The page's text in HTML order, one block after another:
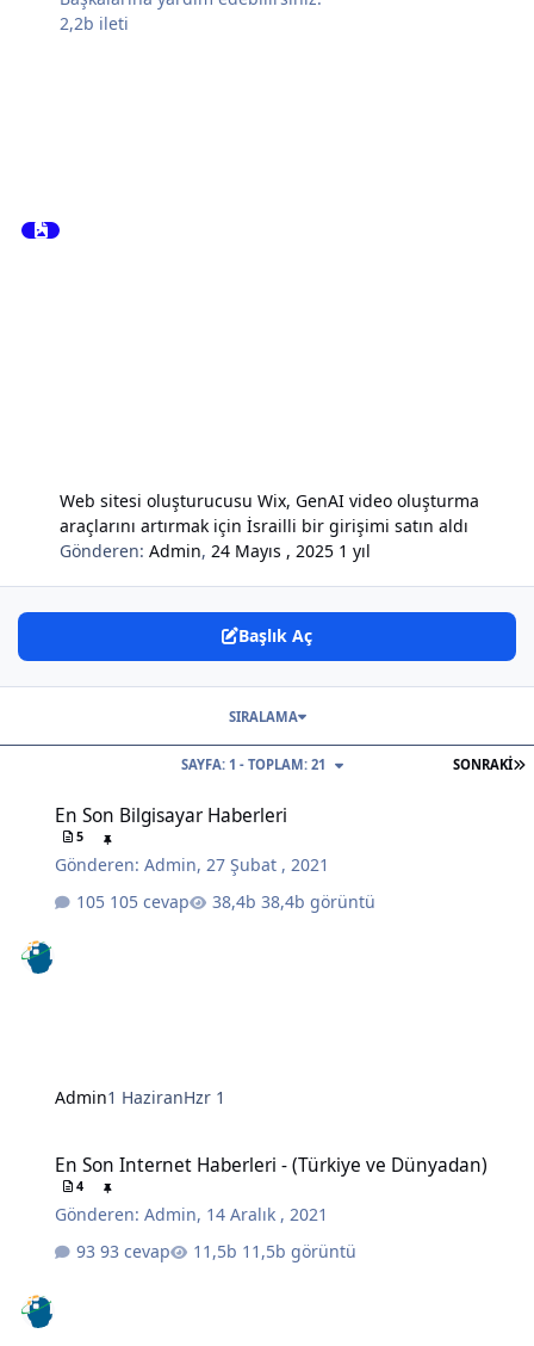
2,2b ileti
Web sitesi oluşturucusu Wix, GenAI video oluşturma
araçlarını artırmak için İsrailli bir girişimi satın aldı
Gönderen:Admin,24 Mayıs , 2025 1 yıl
Başlık Aç
SONRAKI
SAYFA: 1 - TOPLAM: 21
SIRALAMA
En Son Bilgisayar Haberleri
5
Gönderen:Admin,27 Şubat , 2021
105 cevap
38,4b görüntü
Admin1 HaziranHzr 1
En Son Internet Haberleri - (Türkiye ve Dünyadan)
4
Gönderen:Admin, 14 Aralık , 2021
93 cevap
11,5b görüntü